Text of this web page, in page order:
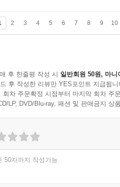
것들 중에 나 혼자 보기 아까우면
군가에게 달 좀 봐봐, 하려다가 멈
러니까, 작가가 다른 어떤 지인도
사가 지친 일상을 잠시 보듬듯, 그
늘 어느 한순간에 의해 쓰였다.
쓸 때, 나 혼자구나 생각되거나
가 싶은 체념이 당신의 한순간에
말’에서
2 3 4 5 6 7 8 9 10
후 한줄평 작성 시 일반회원 50원, 마니
후 작성한 리뷰만 YES포인트 지급됩니
회차 주문확정 시점부터 마지막 회차 주
LP, DVD/Blu-ray, 패션 및 판매금지 상
50자까지 작성가능